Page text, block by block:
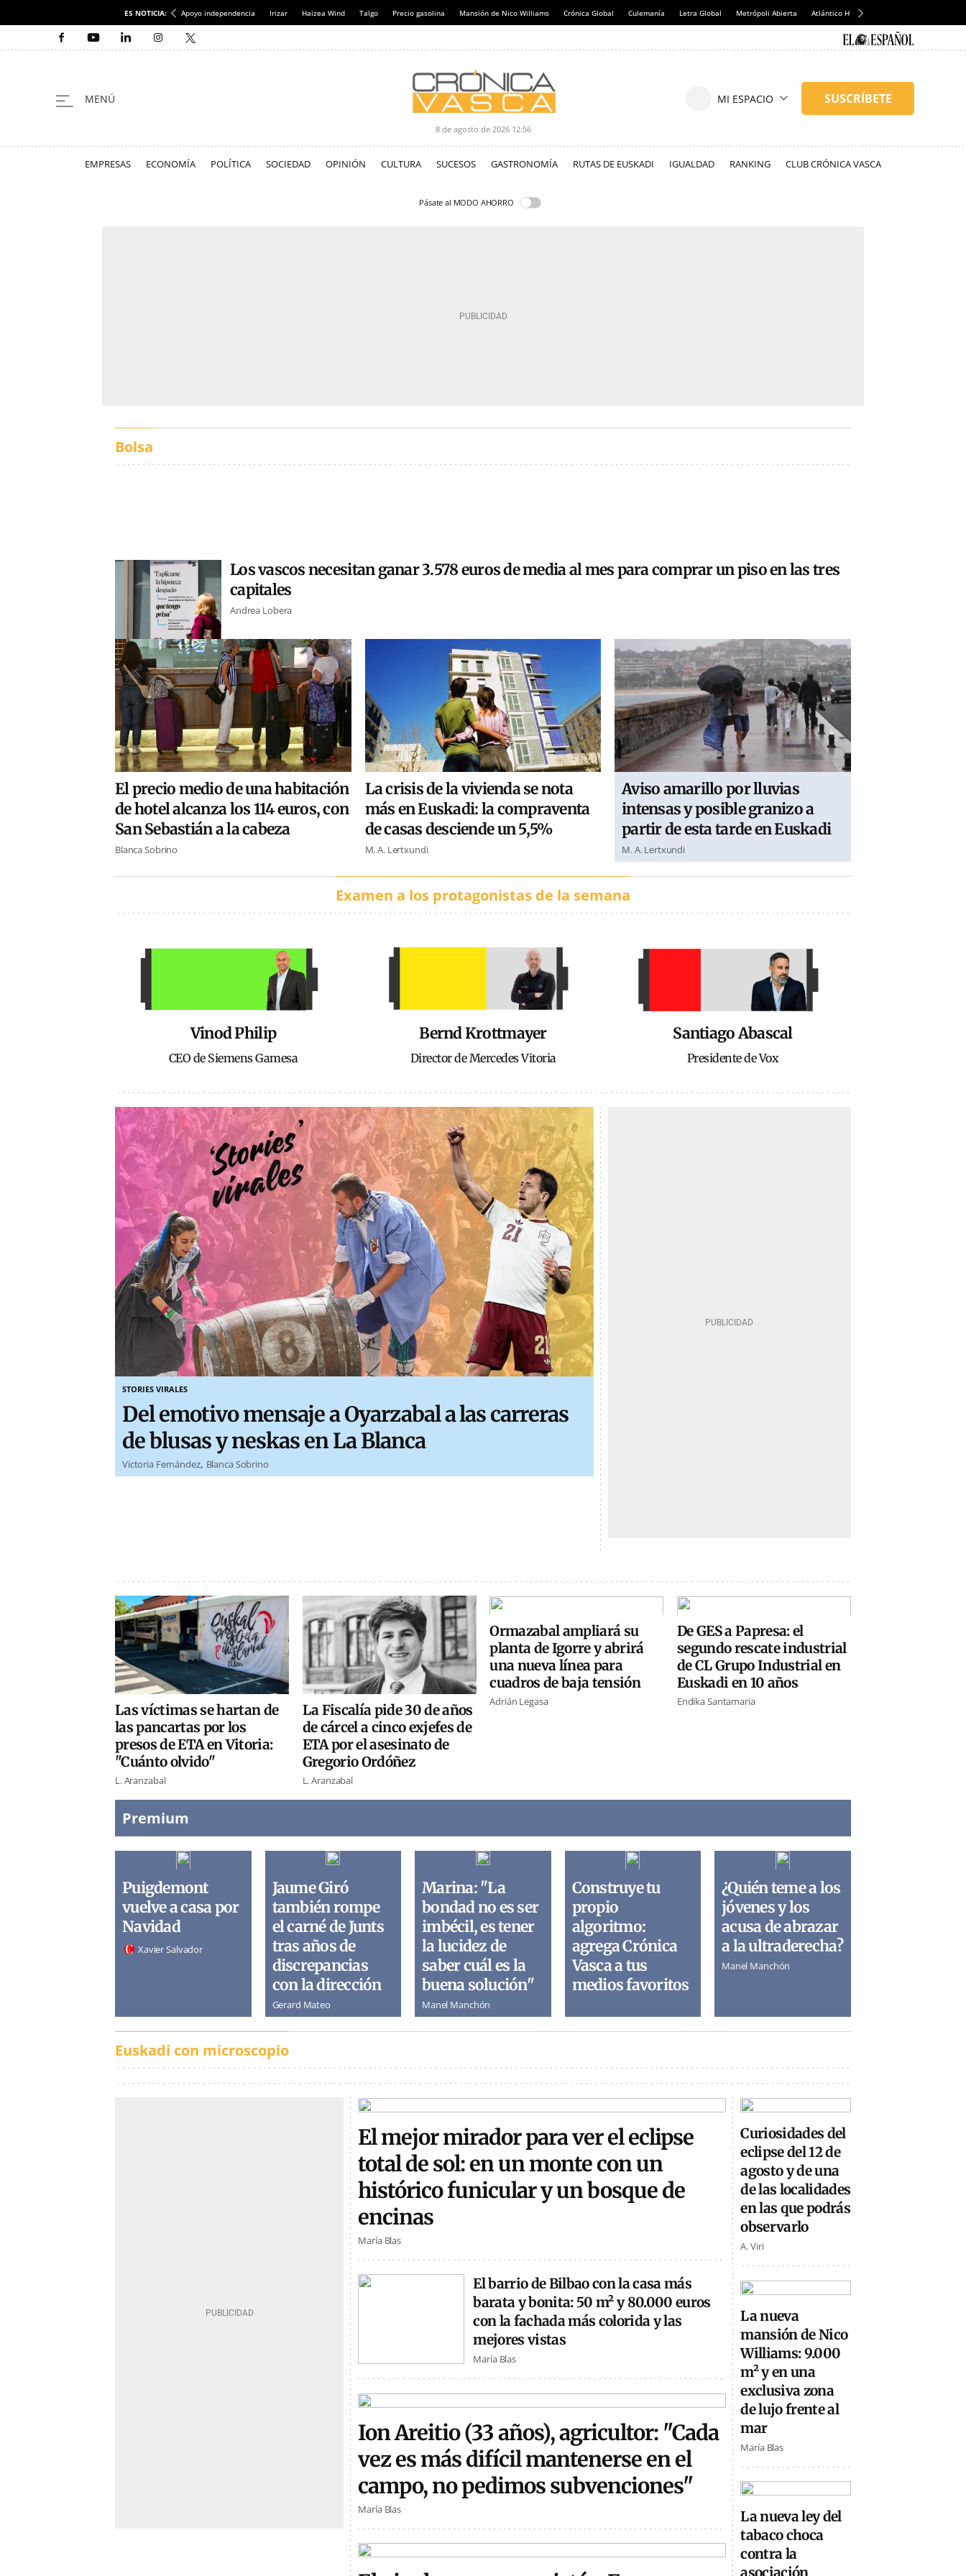
ES NOTICIA: Apoyo independencia Irizar Haizea Wind Talgo Precio gasolina Mansión de Nico Williams Crónica Global Culemanía Letra Global Metrópoli Abierta Atlántico Hoy
8 de agosto de 2026 12:56
EMPRESAS ECONOMÍA POLÍTICA SOCIEDAD OPINIÓN CULTURA SUCESOS GASTRONOMÍA RUTAS DE EUSKADI IGUALDAD RANKING CLUB CRÓNICA VASCA
Pásate al MODO AHORRO
Bolsa
Los vascos necesitan ganar 3.578 euros de media al mes para comprar un piso en las tres
capitales
Andrea Lobera
El precio medio de una habitación
de hotel alcanza los 114 euros, con
San Sebastián a la cabeza
Blanca Sobrino
La crisis de la vivienda se nota
más en Euskadi: la compraventa
de casas desciende un 5,5%
M. A. Lertxundi
Aviso amarillo por lluvias
intensas y posible granizo a
partir de esta tarde en Euskadi
M. A. Lertxundi
Examen a los protagonistas de la semana
Vinod Philip
CEO de Siemens Gamesa
Bernd Krottmayer
Director de Mercedes Vitoria
Santiago Abascal
Presidente de Vox
STORIES VIRALES
Del emotivo mensaje a Oyarzabal a las carreras
de blusas y neskas en La Blanca
Victoria Fernández Blanca Sobrino
Las víctimas se hartan de
las pancartas por los
presos de ETA en Vitoria:
"Cuánto olvido"
L. Aranzabal
La Fiscalía pide 30 de años
de cárcel a cinco exjefes de
ETA por el asesinato de
Gregorio Ordóñez
L. Aranzabal
Ormazabal ampliará su
planta de Igorre y abrirá
una nueva línea para
cuadros de baja tensión
Adrián Legasa
De GES a Papresa: el
segundo rescate industrial
de CL Grupo Industrial en
Euskadi en 10 años
Endika Santamaria
Premium
Puigdemont
vuelve a casa por
Navidad
Xavier Salvador
Jaume Giró
también rompe
el carné de Junts
tras años de
discrepancias
con la dirección
Gerard Mateo
Marina: "La
bondad no es ser
imbécil, es tener
la lucidez de
saber cuál es la
buena solución"
Manel Manchón
Construye tu
propio
algoritmo:
agrega Crónica
Vasca a tus
medios favoritos
¿Quién teme a los
jóvenes y los
acusa de abrazar
a la ultraderecha?
Manel Manchón
Euskadi con microscopio
El mejor mirador para ver el eclipse
total de sol: en un monte con un
histórico funicular y un bosque de
encinas
María Blas
El barrio de Bilbao con la casa más
barata y bonita: 50 m² y 80.000 euros
con la fachada más colorida y las
mejores vistas
María Blas
Ion Areitio (33 años), agricultor: "Cada
vez es más difícil mantenerse en el
campo, no pedimos subvenciones"
María Blas
Curiosidades del
eclipse del 12 de
agosto y de una
de las localidades
en las que podrás
observarlo
A. Viri
La nueva
mansión de Nico
Williams: 9.000
m² y en una
exclusiva zona
de lujo frente al
mar
María Blas
La nueva ley del
tabaco choca
contra la